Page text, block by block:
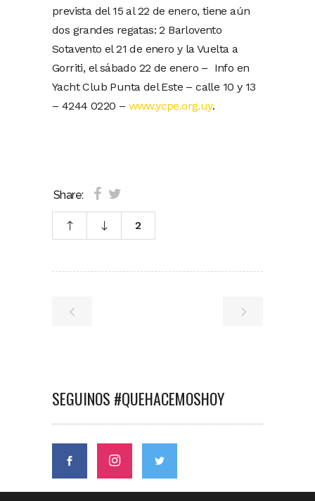
prevista del 15 al 22 de enero, tiene aún
dos grandes regatas: 2 Barlovento
Sotavento el 21 de enero y la Vuelta a
Gorriti, el sábado 22 de enero – Info en
Yacht Club Punta del Este – calle 10 y 13
– 4244 0220 – www.ycpe.org.uy.
Share:
2
SEGUINOS #QUEHACEMOSHOY